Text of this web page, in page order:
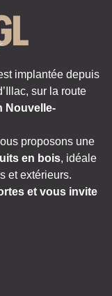
implantée depuis
sur la route
Nouvelle-
proposons une
en bois, idéale
et extérieurs.
et vous invite